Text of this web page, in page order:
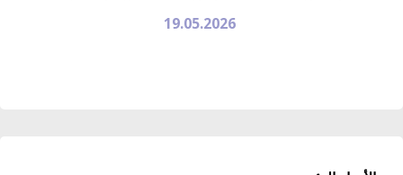
19.05.2026